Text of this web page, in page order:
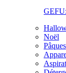
Noël
Pâques